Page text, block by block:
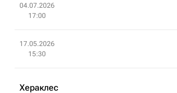
04.07.2026
17:00
17.05.2026
15:30
Хераклес